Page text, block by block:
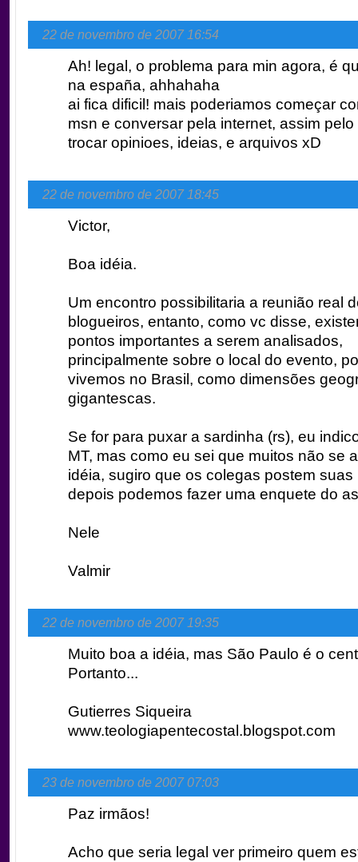
22 de novembro de 2007 16:54
Ah! legal, o problema para min agora, é
na españa, ahhahaha
ai fica dificil! mais poderiamos começar
msn e conversar pela internet, assim
trocar opinioes, ideias, e arquivos xD
22 de novembro de 2007 18:45
Victor,
Boa idéia.
Um encontro possibilitaria a reunião real
blogueiros, entanto, como vc disse,
pontos importantes a serem analisados,
principalmente sobre o local do evento,
vivemos no Brasil, como dimensões
gigantescas.
Se for para puxar a sardinha (rs), eu
MT, mas como eu sei que muitos não se
idéia, sugiro que os colegas postem suas
depois podemos fazer uma enquete do
Nele
Valmir
22 de novembro de 2007 19:35
Muito boa a idéia, mas São Paulo é o
Portanto...
Gutierres Siqueira
www.teologiapentecostal.blogspot.com
23 de novembro de 2007 07:03
Paz irmãos!
Acho que seria legal ver primeiro quem